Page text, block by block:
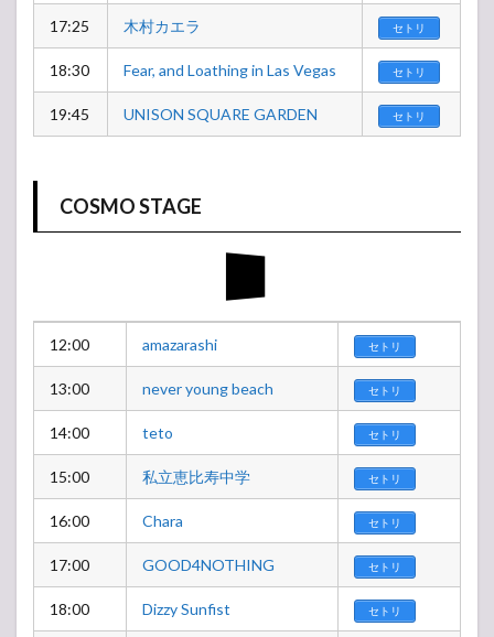
17:25 木村カエラ セトリ
18:30 Fear, and Loathing in Las Vegas セトリ
19:45 UNISON SQUARE GARDEN セトリ
COSMO STAGE
12:00 amazarashi セトリ
13:00 never young beach セトリ
14:00 teto セトリ
15:00 私立恵比寿中学 セトリ
16:00 Chara セトリ
17:00 GOOD4NOTHING セトリ
18:00 Dizzy Sunfist セトリ